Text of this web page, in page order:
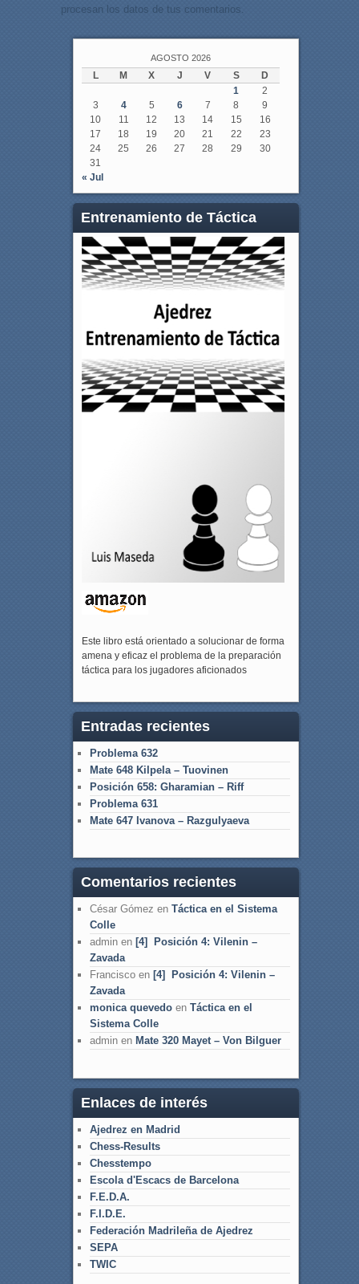
procesan los datos de tus comentarios.
AGOSTO 2026
L M X J V S
D
1
2
3
4 5 6 7 8
9
10
11 12 13 14 15
16
17
18 19 20 21 22
23
24
25 26 27 28 29
30
31
« Jul
Entrenamiento de Táctica
Este libro está orientado a solucionar de forma
amena y eficaz el problema de la preparación
táctica para los jugadores aficionados
Entradas recientes
Problema 632
Mate 648 Kilpela – Tuovinen
Posición 658: Gharamian – Riff
Problema 631
Mate 647 Ivanova – Razgulyaeva
Comentarios recientes
César Gómez en Táctica en el Sistema
Colle
adminen [4] Posición 4: Vilenin –
Zavada
Franciscoen [4] Posición 4: Vilenin –
Zavada
monica quevedoen Táctica en el
Sistema Colle
adminen Mate 320 Mayet – Von Bilguer
Enlaces de interés
Ajedrez en Madrid
Chess-Results
Chesstempo
Escola d'Escacs de Barcelona
F.E.D.A.
F.I.D.E.
Federación Madrileña de Ajedrez
SEPA
TWIC